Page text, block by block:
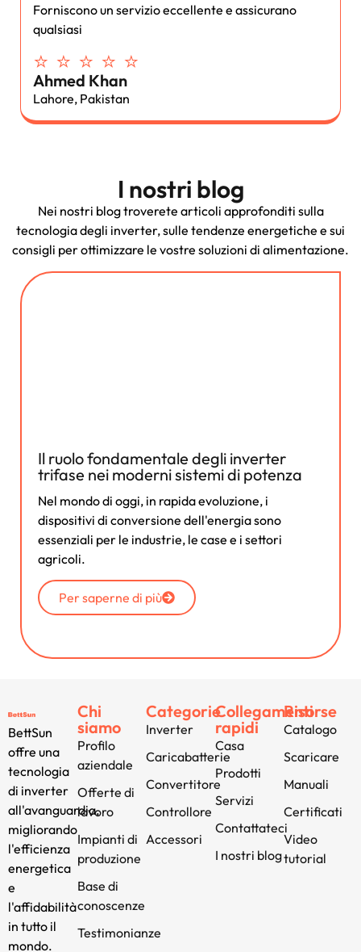
Forniscono un servizio eccellente e assicurano
qualsiasi
⭐ ⭐ ⭐ ⭐ ⭐
Ahmed Khan
Lahore, Pakistan
I nostri blog
Nei nostri blog troverete articoli approfonditi sulla
tecnologia degli inverter, sulle tendenze energetiche e sui
consigli per ottimizzare le vostre soluzioni di alimentazione.
Il ruolo fondamentale degli inverter
trifase nei moderni sistemi di potenza
Nel mondo di oggi, in rapida evoluzione, i
dispositivi di conversione dell'energia sono
essenziali per le industrie, le case e i settori
agricoli.
Per saperne di più
BettSun
offre una
tecnologia
di inverter
all'avanguardia,
migliorando
l'efficienza
energetica
e
l'affidabilità
in tutto il
mondo.
Chi
siamo
Profilo
aziendale
Offerte di
lavoro
Impianti di
produzione
Base di
conoscenze
Testimonianze
Categorie
Inverter
Caricabatterie
Convertitore
Controllore
Accessori
Collegamenti
rapidi
Casa
Prodotti
Servizi
Contattateci
I nostri blog
Risorse
Catalogo
Scaricare
Manuali
Certificati
Video
tutorial